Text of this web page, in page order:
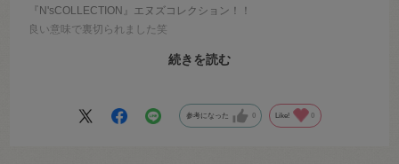
『N'sCOLLECTION』エヌズコレクション！！
良い意味で裏切られました笑
続きを読む
参考になった 0 Like! 0